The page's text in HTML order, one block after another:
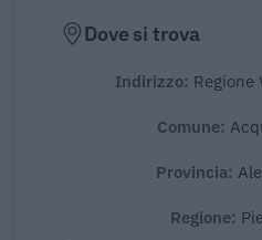
Dove si trova
Indirizzo: Regione
Comune:
Provincia:
Regione: